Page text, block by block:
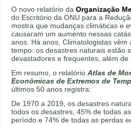
O novo relatório daOrganização
do Escritório da ONU para a
mostra que mudanças climáticas e
causaram um aumento nessas
anos. Há anos, Climatologistas vêm
tempo: os desastres naturais estão
devastadores e frequentes, além
Em resumo, o relatórioAtlas de
Econômicas de Extremos de
últimos 50 anos registra:
De 1970 a 2019, os desastres
todos os desastres, 45% de todas
período e 74% de todas as perdas